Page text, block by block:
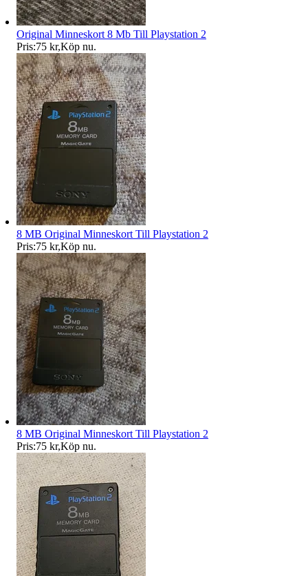
Original Minneskort 8 Mb Till Playstation 2
Pris:75 kr,Köp nu.
8 MB Original Minneskort Till Playstation 2
Pris:75 kr,Köp nu.
8 MB Original Minneskort Till Playstation 2
Pris:75 kr,Köp nu.